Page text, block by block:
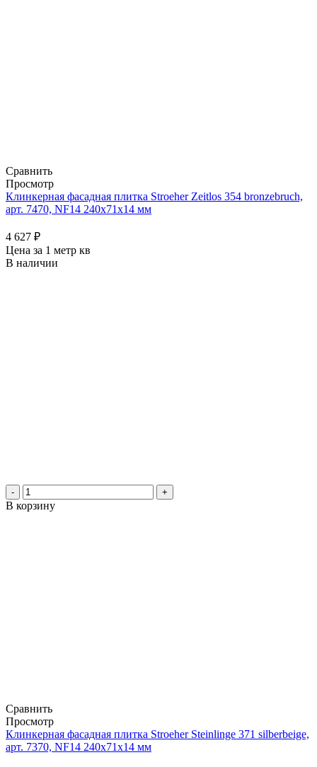
Сравнить
Просмотр
Клинкерная фасадная плитка Stroeher Zeitlos 354 bronzebruch,
арт. 7470, NF14 240x71x14 мм
4 627 ₽
Цена за 1 метр кв
В наличии
- +
В корзину
Сравнить
Просмотр
Клинкерная фасадная плитка Stroeher Steinlinge 371 silberbeige,
арт. 7370, NF14 240x71x14 мм